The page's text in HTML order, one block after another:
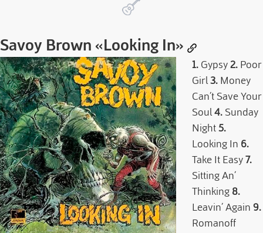
Savoy Brown «Looking In»
1. Gypsy2. Poor
Girl3. Money
Can´t Save Your
Soul4. Sunday
Night5.
Looking In 6.
Take It Easy7.
Sitting An´
Thinking 8.
Leavin´ Again 9.
Romanoff